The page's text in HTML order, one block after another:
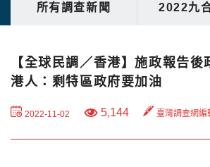
所有調查新聞 2022九
【全球民調／香港】施政報告後
港人：剩特區政府要加油
2022-11-02 5,144 臺灣調查網編